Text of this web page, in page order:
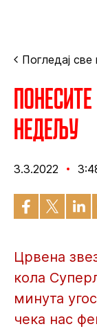
Погледај све
недељу
3.3.2022
Црвена
кола
минута
чека нас